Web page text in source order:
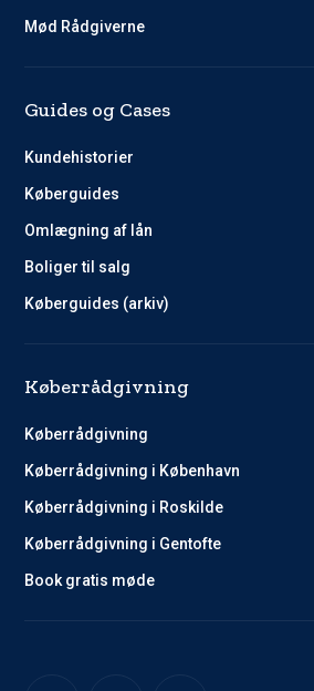
Mød Rådgiverne
Guides og Cases
Kundehistorier
Køberguides
Omlægning af lån
Boliger til salg
Køberguides (arkiv)
Køberrådgivning
Køberrådgivning
Køberrådgivning i København
Køberrådgivning i Roskilde
Køberrådgivning i Gentofte
Book gratis møde